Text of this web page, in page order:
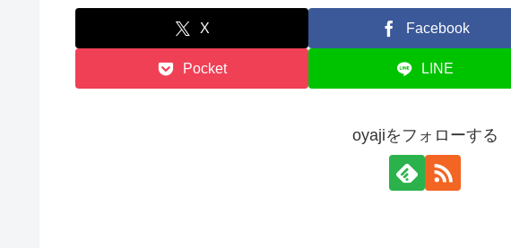
X Facebook
Pocket LINE
oyajiをフォローする